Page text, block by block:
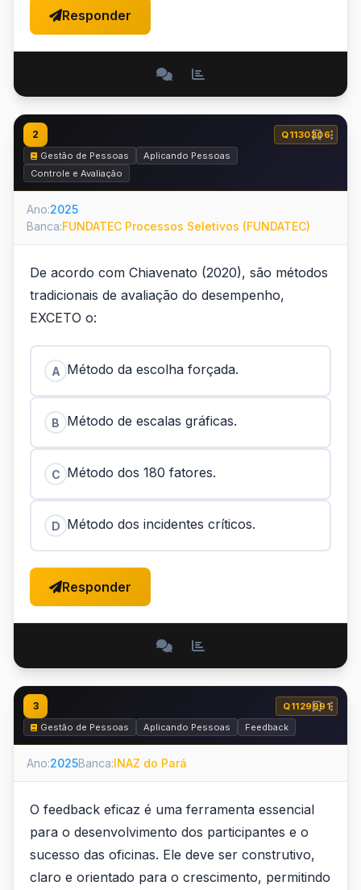
Responder
2
Q1130306
Gestão de Pessoas
Aplicando Pessoas
Controle e Avaliação
Ano:2025
Banca:FUNDATEC Processos Seletivos (FUNDATEC)
De acordo com Chiavenato (2020), são métodos
tradicionais de avaliação do desempenho,
EXCETO o:
A Método da escolha forçada.
B Método de escalas gráficas.
C Método dos 180 fatores.
D Método dos incidentes críticos.
Responder
3
Q1129991
Gestão de Pessoas
Aplicando Pessoas Feedback
Ano:2025Banca:INAZ do Pará
O feedback eficaz é uma ferramenta essencial
para o desenvolvimento dos participantes e o
sucesso das oficinas. Ele deve ser construtivo,
claro e orientado para o crescimento, permitindo